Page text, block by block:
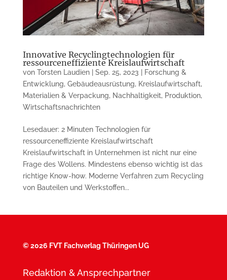
Innovative Recyclingtechnologien für
ressourceneffiziente Kreislaufwirtschaft
von Torsten Laudien| Sep. 25, 2023
Forschung &
Entwicklung, Gebäudeausrüstung, Kreislaufwirtschaft,
Materialien & Verpackung, Nachhaltigkeit, Produktion,
Wirtschaftsnachrichten
Lesedauer: 2 Minuten Technologien für
ressourceneffiziente Kreislaufwirtschaft
Kreislaufwirtschaft in Unternehmen ist nicht nur eine
Frage des Wollens. Mindestens ebenso wichtig ist das
richtige Know-how. Moderne Verfahren zum Recycling
von Bauteilen und Werkstoffen...
©2026 FVT Fachverlag Thüringen UG
Redaktion & Ansprechpartner